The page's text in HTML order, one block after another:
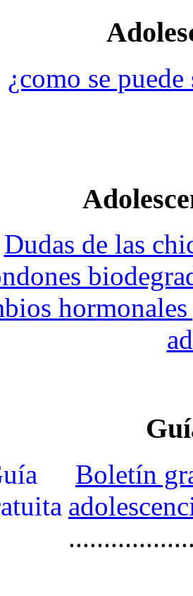
¿como se
Dudas de las
Boletín